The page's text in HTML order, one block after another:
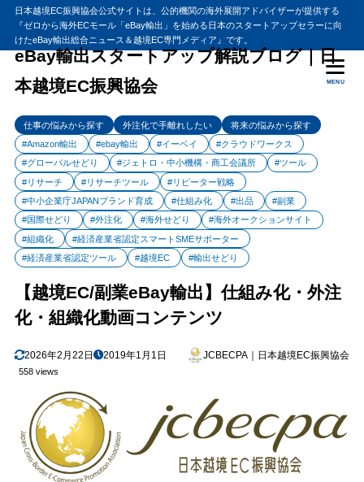
日本越境EC振興協会公式サイトは、公的機関の海外展開アドバイザーが提供する
『ゼロから海外ECモール「eBay輸出」を始める日本のスタートアップセラーに向
けたeBay輸出総合ニュース＆越境EC専門メディア』です。
eBay輸出スタートアップ解説ブログ｜日
本越境EC振興協会
MENU
仕事の悩みから探す 外注化で手離れしたい
将来の悩みから探す
#Amazon輸出
#ebay輸出 #イーベイ
#クラウドワークス
#グローバルせどり
#ジェトロ・中小機構・商工会議所
#ツール
#リサーチ
#リサーチツール
#リピーター戦略
#中小企業庁JAPANブランド育成
#仕組み化 #出品
#副業
#国際せどり
#外注化 #海外せどり
#海外オークションサイト
#組織化
#経済産業省認定スマートSMEサポーター
#経済産業省認定ツール
#越境EC #輸出せどり
【越境EC/副業eBay輸出】仕組み化・外注
化・組織化動画コンテンツ
2026年2月22日 2019年1月1日 JCBECPA｜日本越境EC振興協会
558 views
目次
1 仕組み化・外注化・組織化動画コンテンツ
の悩みを赤裸々に告白
1.2 仕組み化・外注化・組織化ステップ
1.3 仕入の外注化
1.4 発送の外注化
1.5 仕組み化・外注化・組織化の事例
2 仕組み化・外注化・組織化動画コンテンツまとめ